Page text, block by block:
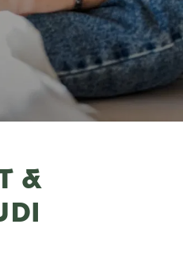
&